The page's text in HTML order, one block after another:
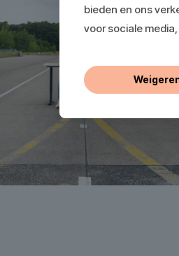
bieden en ons
voor sociale